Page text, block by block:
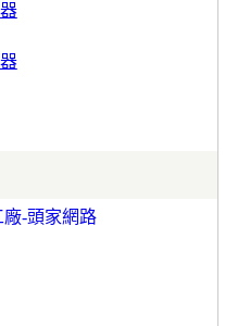
-頭家網路